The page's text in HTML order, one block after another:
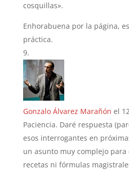
cosquillas».
Enhorabuena por la página,
práctica.
Gonzalo Álvarez Marañón el
Paciencia. Daré respuesta
esos interrogantes en
un asunto muy complejo para
recetas ni fórmulas